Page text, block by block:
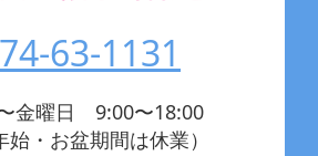
63-1131
金曜日 9:00〜18:00
始・お盆期間は休業）